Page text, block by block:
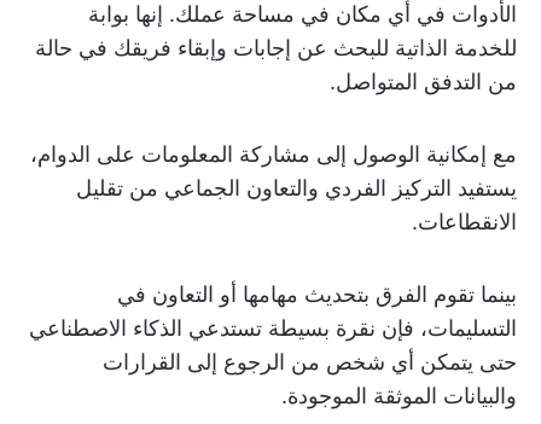
الأدوات في أي مكان في مساحة عملك. إنها بوابة
للخدمة الذاتية للبحث عن إجابات وإبقاء فريقك في حالة
من التدفق المتواصل.
مع إمكانية الوصول إلى مشاركة المعلومات على الدوام،
يستفيد التركيز الفردي والتعاون الجماعي من تقليل
الانقطاعات.
بينما تقوم الفرق بتحديث مهامها أو التعاون في
التسليمات، فإن نقرة بسيطة تستدعي الذكاء الاصطناعي
حتى يتمكن أي شخص من الرجوع إلى القرارات
والبيانات الموثقة الموجودة.